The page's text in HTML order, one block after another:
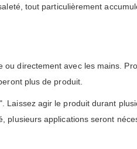
tout particulièrement
directement avec les mains.
plus de produit.
Laissez agir le produit durant
applications seront